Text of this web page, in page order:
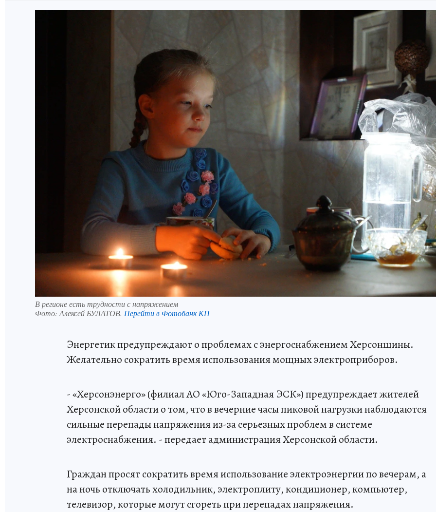
В регионе есть трудности с напряжением
Фото: Алексей БУЛАТОВ. Перейти в Фотобанк КП
Энергетик предупреждают о проблемах с энергоснабжением Херсонщины.
Желательно сократить время использования мощных электроприборов.
- «Херсонэнерго» (филиал АО «Юго-Западная ЭСК») предупреждает жителей
Херсонской области о том, что в вечерние часы пиковой нагрузки наблюдаются
сильные перепады напряжения из-за серьезных проблем в системе
электроснабжения. - передает администрация Херсонской области.
Граждан просят сократить время использование электроэнергии по вечерам, а
на ночь отключать холодильник, электроплиту, кондиционер, компьютер,
телевизор, которые могут сгореть при перепадах напряжения.